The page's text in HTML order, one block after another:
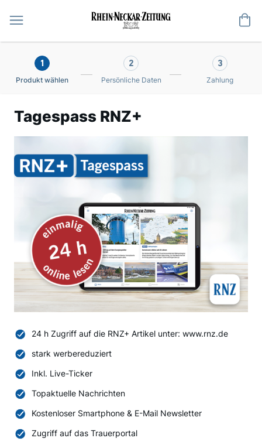
1
Produkt wählen
2
Persönliche Daten
3
Zahlung
Tagespass RNZ+
24 h Zugriff auf die RNZ+ Artikel unter: www.rnz.de
stark werbereduziert
Inkl. Live-Ticker
Topaktuelle Nachrichten
Kostenloser Smartphone & E-Mail Newsletter
Zugriff auf das Trauerportal